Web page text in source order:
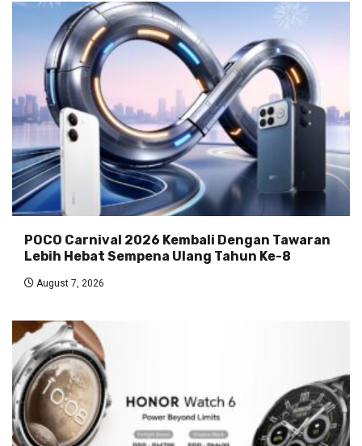
POCO Carnival 2026 Kembali Dengan Tawaran
Lebih Hebat Sempena Ulang Tahun Ke-8
August 7, 2026